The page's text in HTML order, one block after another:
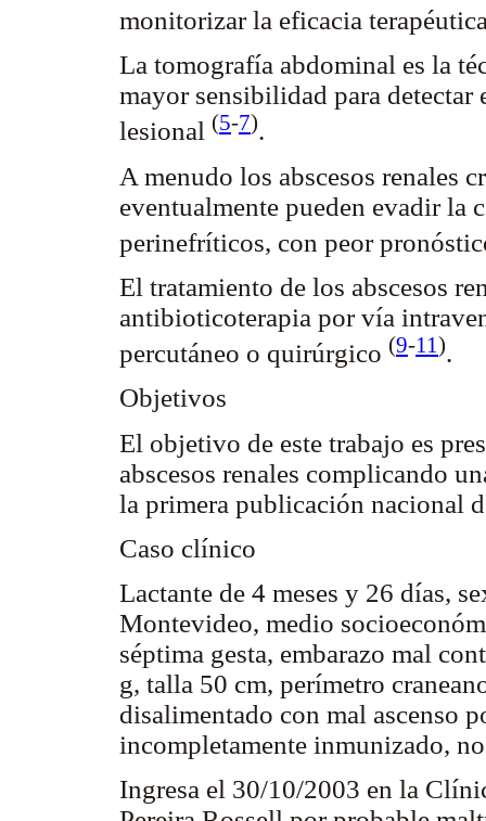
monitorizar la eficacia
La tomografía abdominal es la
mayor sensibilidad para
lesional (5-7).
A menudo los abscesos renales
eventualmente pueden evadir la
perinefríticos, con peor
El tratamiento de los abscesos
antibioticoterapia por vía
percutáneo o quirúrgico (9-11).
Objetivos
El objetivo de este trabajo es
abscesos renales complicando
la primera publicación nacional
Caso clínico
Lactante de 4 meses y 26 días,
Montevideo, medio
séptima gesta, embarazo mal
g, talla 50 cm, perímetro
disalimentado con mal ascenso
incompletamente inmunizado,
Ingresa el 30/10/2003 en la